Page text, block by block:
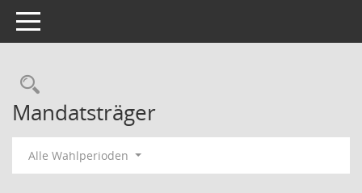
Toggle navigation
Rechercheauswahl
Mandatsträger
Alle Wahlperioden